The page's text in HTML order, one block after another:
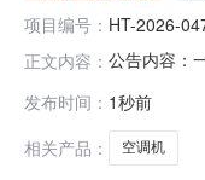
项目编号： HT-2026-
正文内容： 公告内容：
广州市天河
发布时间： 1秒前
相关产品：
空调机